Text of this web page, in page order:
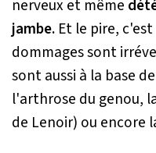
nerveux et même
jambe. Et le pire,
dommages sont
sont aussi à la base
l'arthrose du genou,
de Lenoir) ou encore